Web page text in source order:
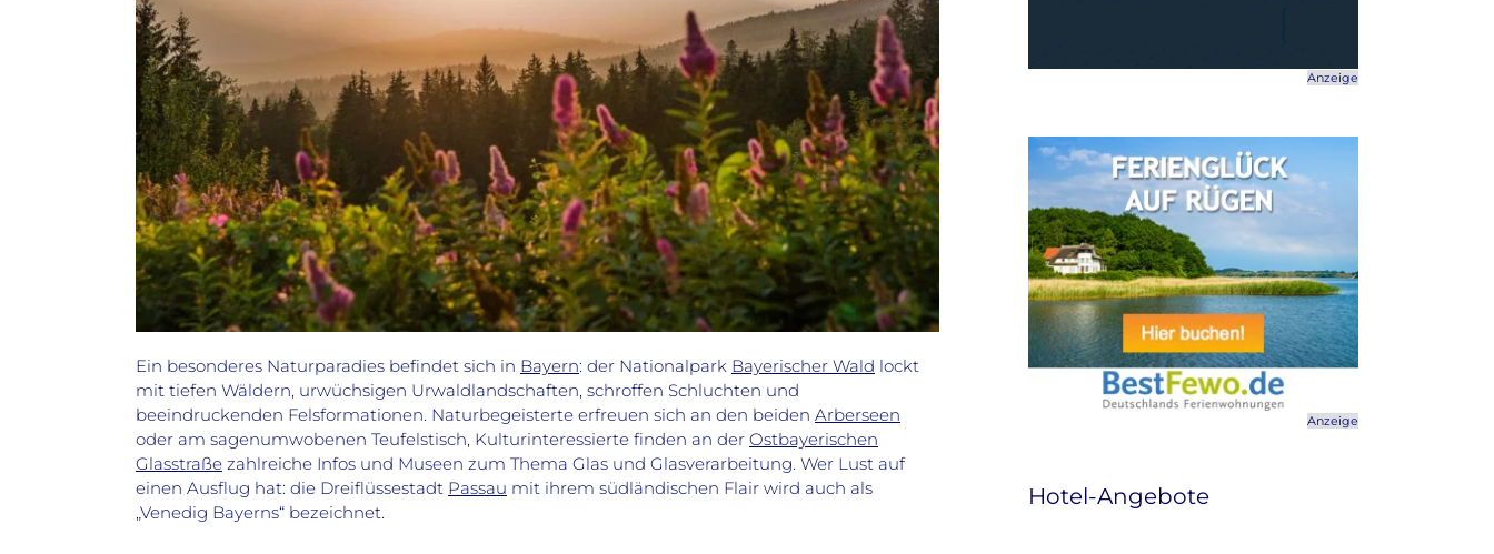
Ein besonderes Naturparadies befindet sich in Bayern: der Nationalpark Bayerischer Wald lockt
mit tiefen Wäldern, urwüchsigen Urwaldlandschaften, schroffen Schluchten und
beeindruckenden Felsformationen. Naturbegeisterte erfreuen sich an den beiden Arberseen
oder am sagenumwobenen Teufelstisch, Kulturinteressierte finden an der Ostbayerischen
Glasstraße zahlreiche Infos und Museen zum Thema Glas und Glasverarbeitung. Wer Lust auf
einen Ausflug hat: die Dreiflüssestadt Passau mit ihrem südländischen Flair wird auch als
„Venedig Bayerns“ bezeichnet.
Anzeige
Anzeige
Hotel-Angebote